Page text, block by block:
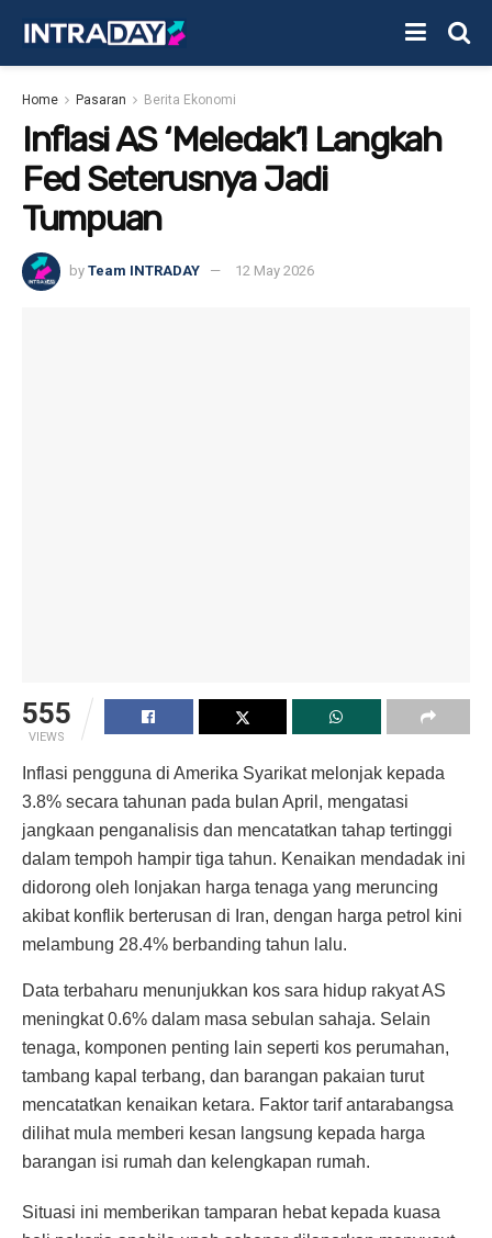
Home Pasaran Berita Ekonomi
Inflasi AS ‘Meledak’! Langkah
Fed Seterusnya Jadi
Tumpuan
by Team INTRADAY 12 May 2026
555
VIEWS
Inflasi pengguna di Amerika Syarikat melonjak kepada
3.8% secara tahunan pada bulan April, mengatasi
jangkaan penganalisis dan mencatatkan tahap tertinggi
dalam tempoh hampir tiga tahun. Kenaikan mendadak ini
didorong oleh lonjakan harga tenaga yang meruncing
akibat konflik berterusan di Iran, dengan harga petrol kini
melambung 28.4% berbanding tahun lalu.
Data terbaharu menunjukkan kos sara hidup rakyat AS
meningkat 0.6% dalam masa sebulan sahaja. Selain
tenaga, komponen penting lain seperti kos perumahan,
tambang kapal terbang, dan barangan pakaian turut
mencatatkan kenaikan ketara. Faktor tarif antarabangsa
dilihat mula memberi kesan langsung kepada harga
barangan isi rumah dan kelengkapan rumah.
Situasi ini memberikan tamparan hebat kepada kuasa